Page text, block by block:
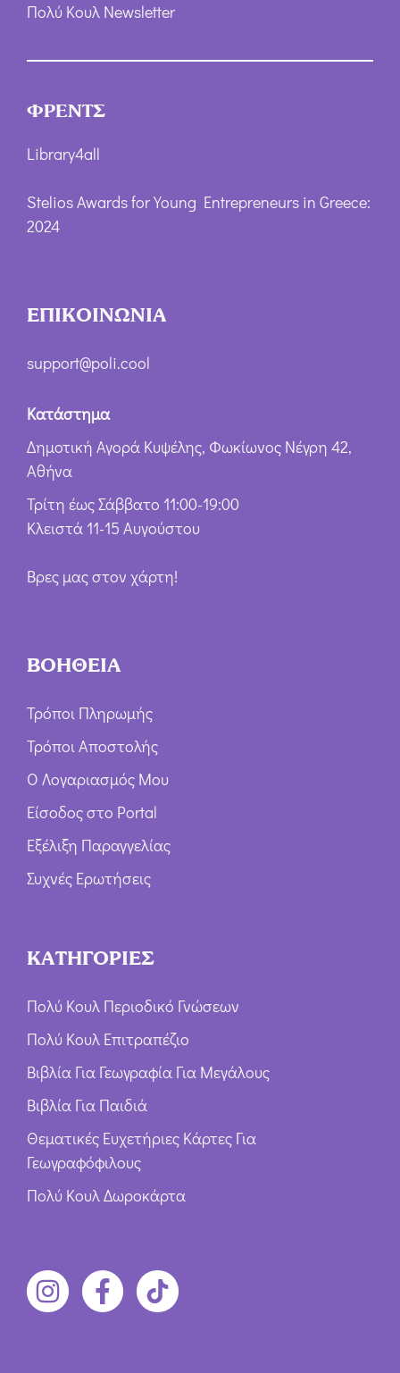
Πολύ Κουλ Newsletter
ΦΡΕΝΤΣ
Library4all
Stelios Awards for Young Entrepreneurs in Greece:
2024
ΕΠΙΚΟΙΝΩΝΙΑ
support@poli.cool
Κατάστημα
Δημοτική Αγορά Κυψέλης, Φωκίωνος Νέγρη 42,
Αθήνα
Τρίτη έως Σάββατο 11:00-19:00
Κλειστά 11-15 Αυγούστου
Βρες μας στον χάρτη!
ΒΟΗΘΕΙΑ
Τρόποι Πληρωμής
Τρόποι Αποστολής
Ο Λογαριασμός Μου
Είσοδος στο Portal
Εξέλιξη Παραγγελίας
Συχνές Ερωτήσεις
ΚΑΤΗΓΟΡΙΕΣ
Πολύ Κουλ Περιοδικό Γνώσεων
Πολύ Κουλ Επιτραπέζιο
Βιβλία Για Γεωγραφία Για Μεγάλους
Βιβλία Για Παιδιά
Θεματικές Ευχετήριες Κάρτες Για
Γεωγραφόφιλους
Πολύ Κουλ Δωροκάρτα